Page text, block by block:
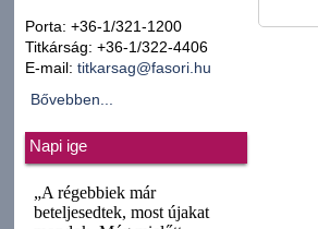
Porta: +36-1/321-1200
Titkárság: +36-1/322-4406
E-mail: titkarsag@fasori.hu
Bővebben...
Napi ige